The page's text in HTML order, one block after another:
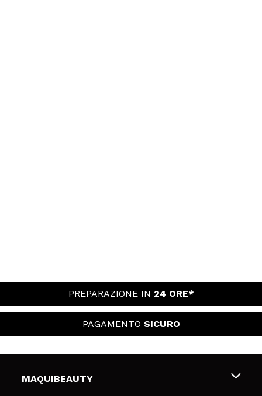
PREPARAZIONE IN 24 ORE*
PAGAMENTO SICURO
MAQUIBEAUTY